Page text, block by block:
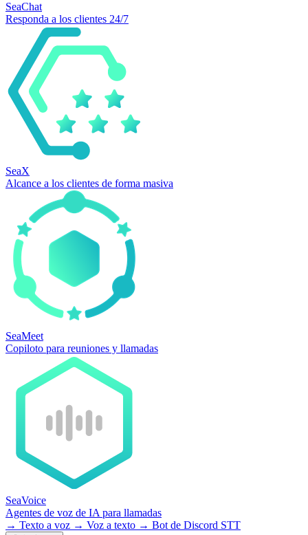
SeaChat
Responda a los clientes 24/7
SeaX
Alcance a los clientes de forma masiva
SeaMeet
Copiloto para reuniones y llamadas
SeaVoice
Agentes de voz de IA para llamadas
→ Texto a voz → Voz a texto → Bot de Discord STT